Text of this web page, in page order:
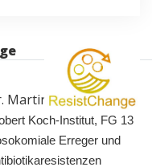
Martin A. Fischer
Koch-Institut, FG 13
Erreger und